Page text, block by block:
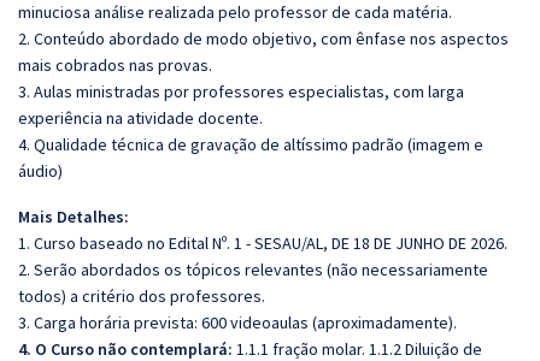
minuciosa análise realizada pelo professor de cada matéria.
2. Conteúdo abordado de modo objetivo, com ênfase nos aspectos
mais cobrados nas provas.
3. Aulas ministradas por professores especialistas, com larga
experiência na atividade docente.
4. Qualidade técnica de gravação de altíssimo padrão (imagem e
áudio)
Mais Detalhes:
1. Curso baseado no Edital Nº. 1 - SESAU/AL, DE 18 DE JUNHO DE 2026.
2. Serão abordados os tópicos relevantes (não necessariamente
todos) a critério dos professores.
3. Carga horária prevista: 600 videoaulas (aproximadamente).
4. O Curso não contemplará: 1.1.1 fração molar. 1.1.2 Diluição de